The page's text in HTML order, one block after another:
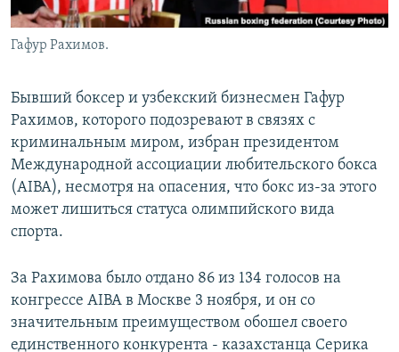
Гафур Рахимов.
Бывший боксер и узбекский бизнесмен Гафур
Рахимов, которого подозревают в связях с
криминальным миром, избран президентом
Международной ассоциации любительского бокса
(AIBA), несмотря на опасения, что бокс из-за этого
может лишиться статуса олимпийского вида
спорта.
За Рахимова было отдано 86 из 134 голосов на
конгрессе AIBA в Москве 3 ноября, и он со
значительным преимуществом обошел своего
единственного конкурента - казахстанца Серика